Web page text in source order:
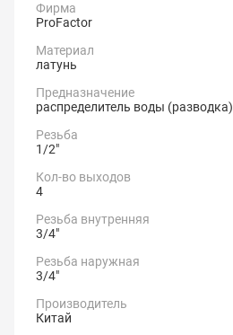
Фирма
ProFactor
Материал
латунь
Предназначение
распределитель воды (разводка)
Резьба
1/2"
Кол-во выходов
4
Резьба внутренняя
3/4"
Резьба наружная
3/4"
Производитель
Китай